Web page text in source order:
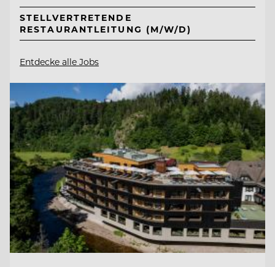
STELLVERTRETENDE
RESTAURANTLEITUNG (M/W/D)
Entdecke alle Jobs